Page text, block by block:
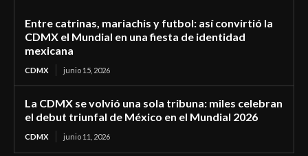
Entre catrinas, mariachis y futbol: así convirtió la
CDMX el Mundial en una fiesta de identidad
mexicana
CDMX junio 15, 2026
La CDMX se volvió una sola tribuna: miles celebran
el debut triunfal de México en el Mundial 2026
CDMX junio 11, 2026